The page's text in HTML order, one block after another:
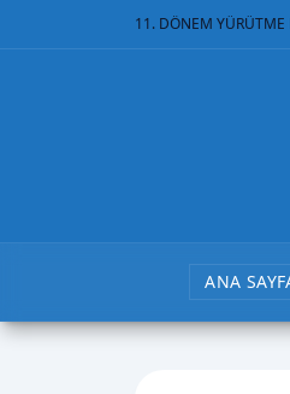
11. DÖNEM YÜRÜTME
ANA